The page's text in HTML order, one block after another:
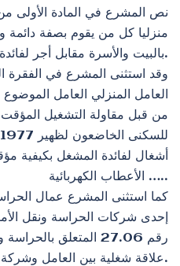
نص المشرع في المادة الأولى من
منزليا كل من يقوم بصفة دائمة
بالبيت والأسرة مقابل أجر لفائدة مشغل واحد أو أكثر.
وقد استثنى المشرع في الفقرة
العامل المنزلي العامل
من قبل مقاولة التشغيل المؤقت
أشغال لفائدة المشغل بكيفية
الأعطاب الكهربائية …..
كما استثنى المشرع عمال
إحدى شركات الحراسة ونقل
رقم 27.06 المتعلق
علاقة شغلية بين العامل وشركة الحراسة مباشرة.